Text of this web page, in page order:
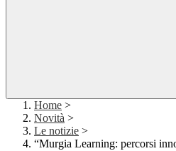
Home >
Novità >
Le notizie >
“Murgia Learning: percorsi